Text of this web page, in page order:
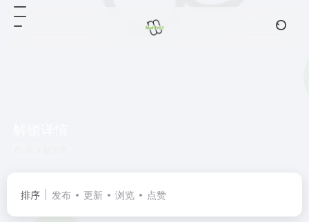
排序 发布 更新 浏览 点赞